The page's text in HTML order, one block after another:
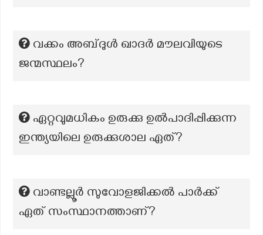
വക്കം അബ്ദുൾ ഖാദർ മൗലവിയുടെ
ജന്മസ്ഥലം?
ഏറ്റവുമധികം ഉരുക്കു ഉൽപാദിപ്പിക്കുന്ന
ഇന്ത്യയിലെ ഉരുക്കുശാല ഏത്?
വാണ്ടല്ലൂർ സുവോളജിക്കൽ പാർക്ക്
ഏത് സംസ്ഥാനത്താണ്?